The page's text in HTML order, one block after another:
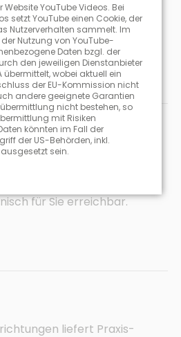
SENDEN
für Sie erreichbar.
liefert Praxis­
YouTube Videos. Bei
setzt YouTube einen Cookie, der
Nutzerverhalten sammelt. Im
Nutzung von YouTube-
Daten bzgl. der
den jeweiligen Dienstanbieter
übermittelt, wobei aktuell ein
der EU-Kommission nicht
andere geeignete Garantien
nicht bestehen, so
mit Risiken
könnten im Fall der
der US-Behörden, inkl.
sein.